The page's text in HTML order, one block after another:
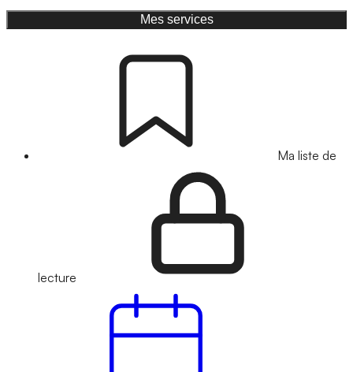
Mes services
Ma liste de
lecture